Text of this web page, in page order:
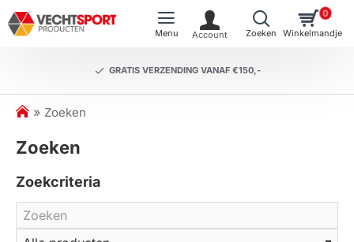
GRATIS VERZENDING VANAF €150,-
0
h
m
Zoeken
Zoeken
Zoekcriteria